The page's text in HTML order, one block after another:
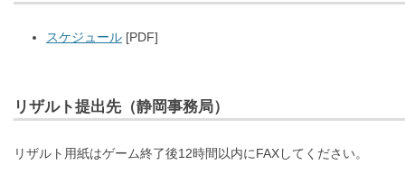
スケジュール [PDF]
リザルト提出先（静岡事務局）
リザルト用紙はゲーム終了後12時間以内にFAXしてください。